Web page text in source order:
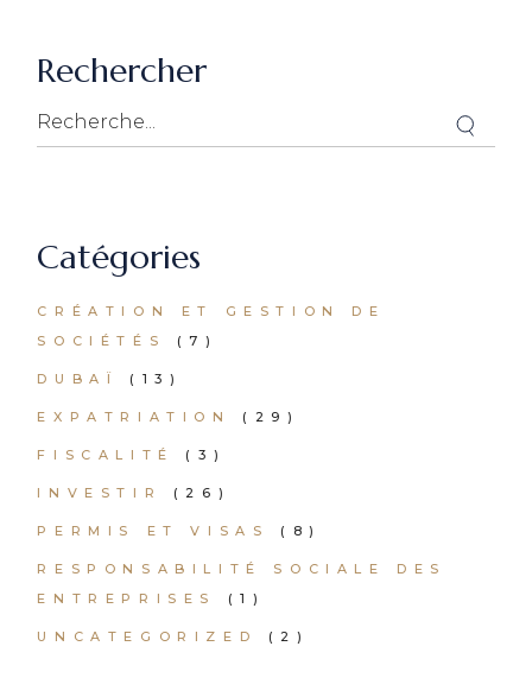
publications
Rechercher
Catégories
CRÉATION ET GESTION DE
SOCIÉTÉS
(7)
DUBAÏ (13)
EXPATRIATION (29)
FISCALITÉ (3)
INVESTIR (26)
PERMIS ET VISAS (8)
RESPONSABILITÉ SOCIALE DES
ENTREPRISES
(1)
UNCATEGORIZED (2)